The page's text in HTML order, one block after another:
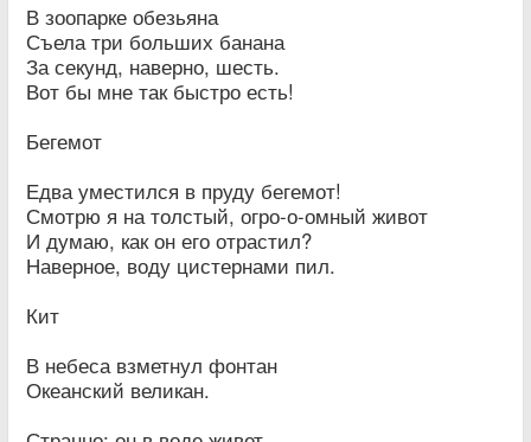
В зоопарке обезьяна
Съела три больших банана
За секунд, наверно, шесть.
Вот бы мне так быстро есть!
Бегемот
Едва уместился в пруду бегемот!
Смотрю я на толстый, огро-о-омный живот
И думаю, как он его отрастил?
Наверное, воду цистернами пил.
Кит
В небеса взметнул фонтан
Океанский великан.